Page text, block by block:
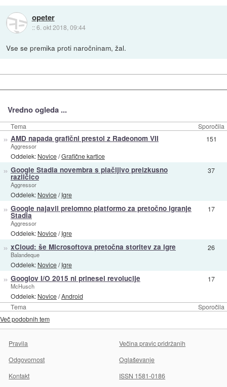
opeter
::6. okt 2018, 09:44
Vse se premika proti naročninam, žal.
Vredno ogleda ...
Tema Sporočila
Tema Sporočila
» AMD napada grafični prestol z Radeonom VII
Aggressor
Oddelek: Novice/Grafične kartice
151
» Google Stadia novembra s plačljivo preizkusno
različico
Aggressor
Oddelek: Novice/Igre
37
» Google najavil prelomno platformo za pretočno igranje
Stadia
Aggressor
Oddelek: Novice/Igre
17
» xCloud: še Microsoftova pretočna storitev za igre
Balandeque
Oddelek: Novice/Igre
26
» Googlov I/O 2015 ni prinesel revolucije
McHusch
Oddelek: Novice/Android
17
Več podobnih tem
Pravila
Večina pravic pridržanih
Odgovornost
Oglaševanje
Kontakt
ISSN 1581-0186